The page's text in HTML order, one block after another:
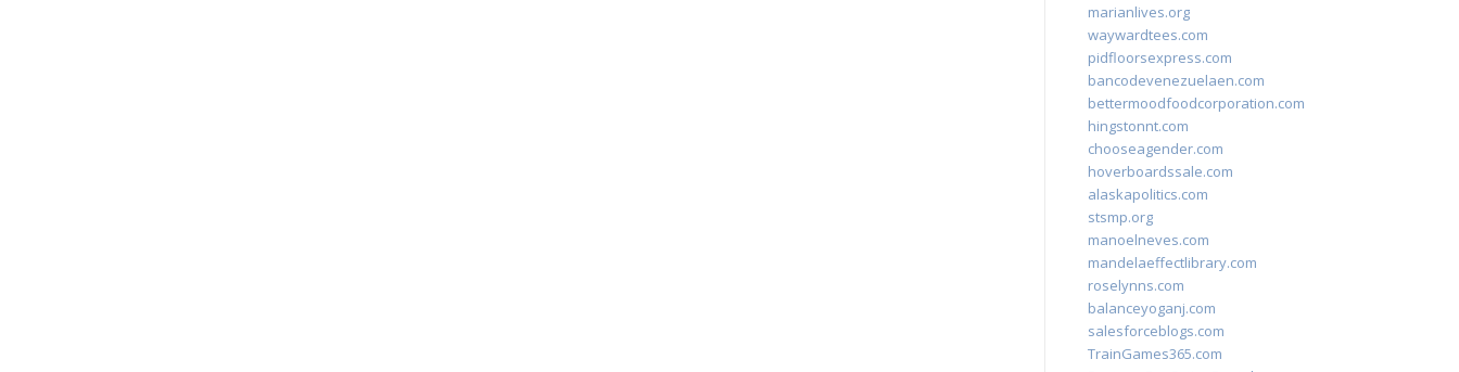
marianlives.org
waywardtees.com
pidfloorsexpress.com
bancodevenezuelaen.com
bettermoodfoodcorporation.com
hingstonnt.com
chooseagender.com
hoverboardssale.com
alaskapolitics.com
stsmp.org
manoelneves.com
mandelaeffectlibrary.com
roselynns.com
balanceyoganj.com
salesforceblogs.com
TrainGames365.com